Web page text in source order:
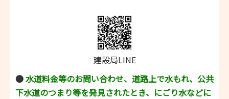
建設局LINE
●水道料金等のお問い合わせ、道路上で水もれ、公共
下水道のつまり等を発見されたとき、にごり水などに